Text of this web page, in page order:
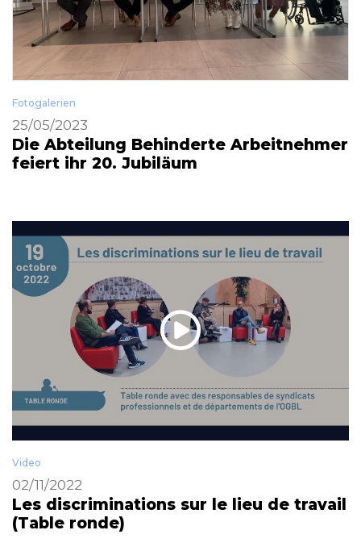
Fotogalerien
25/05/2023
Die Abteilung Behinderte Arbeitnehmer
feiert ihr 20. Jubiläum
Video
02/11/2022
Les discriminations sur le lieu de travail
(Table ronde)